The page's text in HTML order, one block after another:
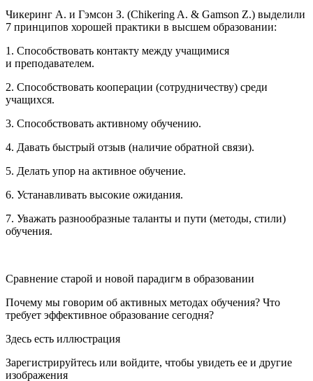
Чикеринг А. и Гэмсон З. (Chikering A. & Gamson Z.) выделили
7 принципов хорошей практики в высшем образовании:
1. Способствовать контакту между учащимися
и преподавателем.
2. Способствовать кооперации (сотрудничеству) среди
учащихся.
3. Способствовать активному обучению.
4. Давать быстрый отзыв (наличие обратной связи).
5. Делать упор на активное обучение.
6. Устанавливать высокие ожидания.
7. Уважать разнообразные таланты и пути (методы, стили)
обучения.
Сравнение старой и новой парадигм в образовании
Почему мы говорим об активных методах обучения? Что
требует эффективное образование сегодня?
Здесь есть иллюстрация
Зарегистрируйтесь или войдите, чтобы увидеть ее и другие
изображения